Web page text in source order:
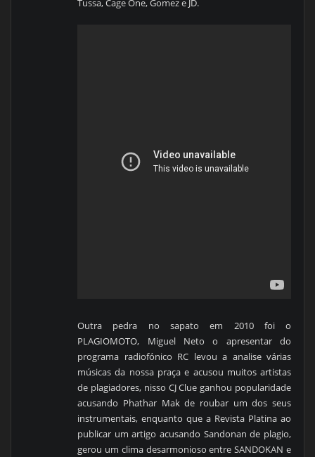
Tussa, Cage One, Gomez e JD.
Outra pedra no sapato em 2010 foi o
PLAGIOMOTO, Miguel Neto o apresentar do
programa radiofónico RC levou a analise várias
músicas da nossa praça e acusou muitos artistas
de plagiadores, nisso CJ Clue ganhou popularidade
acusando Phathar Mak de roubar um dos seus
instrumentais, enquanto que a Revista Platina ao
publicar um artigo acusando Sandonan de plagio,
gerou um clima desarmonioso entre SANDOKAN e